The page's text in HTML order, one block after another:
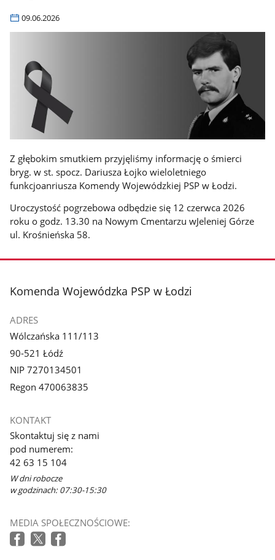
09.06.2026
Z głębokim smutkiem przyjęliśmy informację o śmierci
bryg. w st. spocz. Dariusza Łojko wieloletniego
funkcjoanriusza Komendy Wojewódzkiej PSP w Łodzi.
Uroczystość pogrzebowa odbędzie się 12 czerwca 2026
roku o godz. 13.30 na Nowym Cmentarzu wJeleniej Górze
ul. Krośnieńska 58.
stopka
Komenda Wojewódzka PSP w Łodzi
ADRES
Wólczańska 111/113
90-521 Łódź
NIP 7270134501
Regon 470063835
KONTAKT
Skontaktuj się z nami
pod numerem:
42 63 15 104
W dni robocze
w godzinach: 07:30-15:30
MEDIA SPOŁECZNOŚCIOWE: